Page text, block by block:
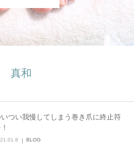
真和
つい我慢してしまう巻き爪に終止符
BLOG